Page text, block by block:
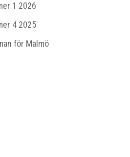
1 2026
4 2025
för Malmö